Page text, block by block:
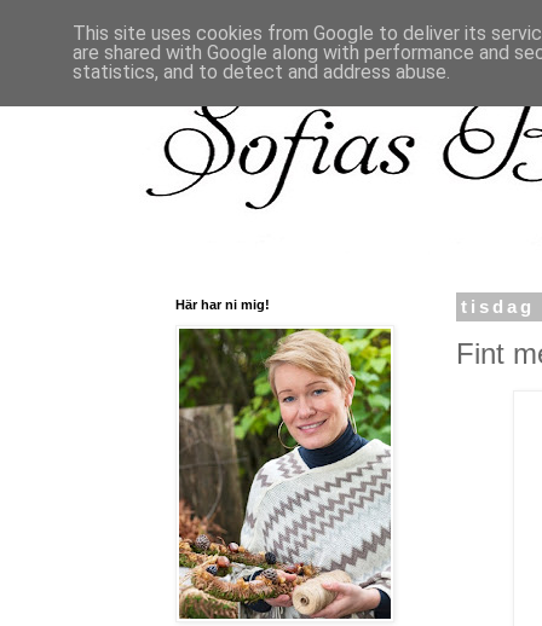
tisdag
Fint
Här har ni mig!
This site uses cookies from Google to deliver its
are shared with Google along with performance and
statistics, and to detect and address abuse.